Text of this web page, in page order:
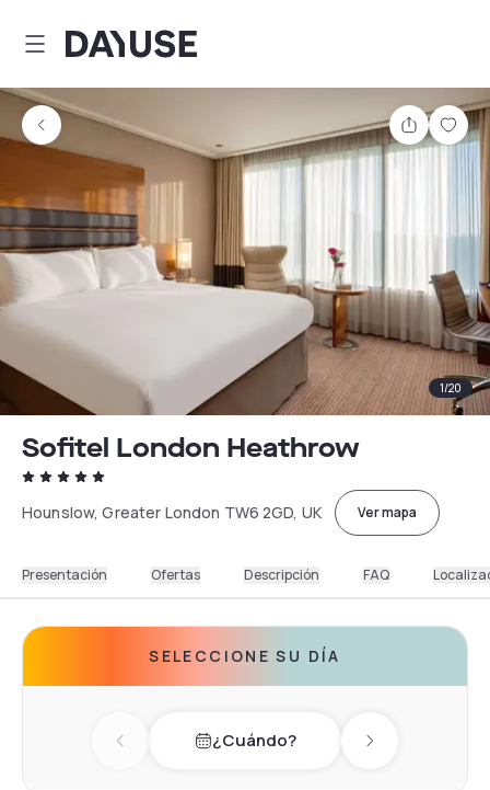
Dayuse
1/20
Sofitel London Heathrow
Hounslow, Greater London TW6 2GD, UK Ver mapa
Presentación Ofertas Descripción FAQ
SELECCIONE SU DÍA
Previous day¿Cuándo? Next day